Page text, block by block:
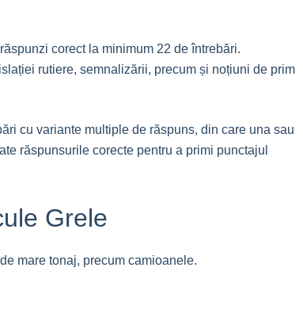
corect la minimum 22 de întrebări.
rutiere, semnalizării, precum și noțiuni de prim
cu variante multiple de răspuns, din care una sau
răspunsurile corecte pentru a primi punctajul
Grele
mare tonaj, precum camioanele.